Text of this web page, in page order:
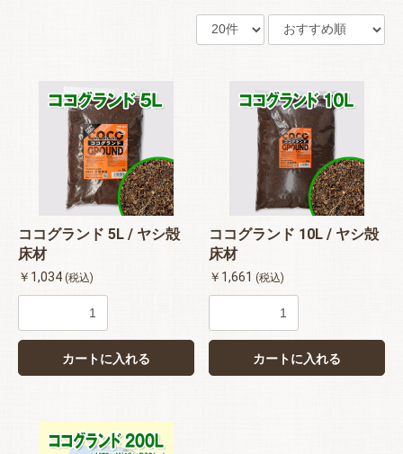
ココグランド 5L / ヤシ殻
床材
￥1,034 (税込)
カートに入れる
ココグランド 10L / ヤシ殻
床材
￥1,661 (税込)
カートに入れる